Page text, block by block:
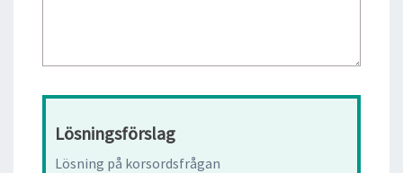
Lösningsförslag
Lösning på korsordsfrågan